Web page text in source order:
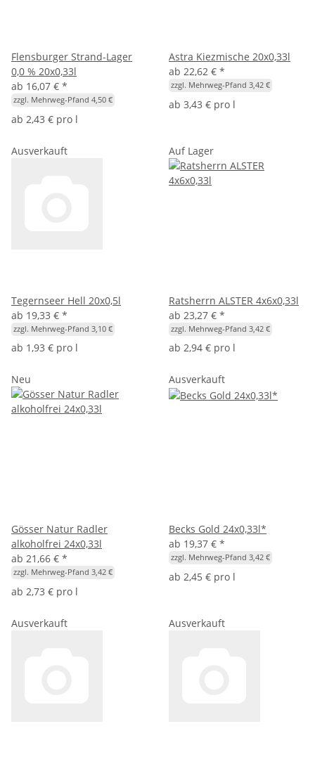
Flensburger Strand-Lager
0,0 % 20x0,33l
ab 16,07 € *
zzgl. Mehrweg-Pfand 4,50 €
ab 2,43 € pro l
Astra Kiezmische 20x0,33l
ab 22,62 € *
zzgl. Mehrweg-Pfand 3,42 €
ab 3,43 € pro l
Ausverkauft
Tegernseer Hell 20x0,5l
ab 19,33 € *
zzgl. Mehrweg-Pfand 3,10 €
ab 1,93 € pro l
Auf Lager
Ratsherrn ALSTER 4x6x0,33l
ab 23,27 € *
zzgl. Mehrweg-Pfand 3,42 €
ab 2,94 € pro l
Neu
Gösser Natur Radler
alkoholfrei 24x0,33l
ab 21,66 € *
zzgl. Mehrweg-Pfand 3,42 €
ab 2,73 € pro l
Ausverkauft
Becks Gold 24x0,33l*
ab 19,37 € *
zzgl. Mehrweg-Pfand 3,42 €
ab 2,45 € pro l
Ausverkauft Ausverkauft